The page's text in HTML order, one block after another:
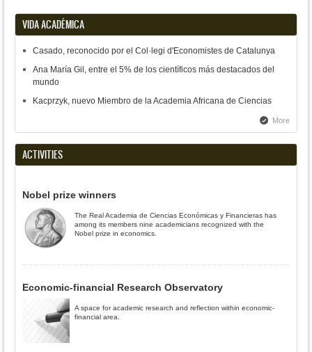
VIDA ACADÉMICA
Casado, reconocido por el Col·legi d'Economistes de Catalunya
Ana María Gil, entre el 5% de los científicos más destacados del
mundo
Kacprzyk, nuevo Miembro de la Academia Africana de Ciencias
More
ACTIVITIES
Nobel prize winners
The Real Academia de Ciencias Económicas y Financieras has
among its members nine academicians recognized with the
Nobel prize in economics.
Economic-financial Research Observatory
A space for academic research and reflection within economic-
financial area.